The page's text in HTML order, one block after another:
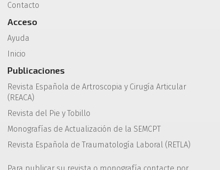
Contacto
Acceso
Ayuda
Inicio
Publicaciones
Revista Española de Artroscopia y Cirugía Articular
(REACA)
Revista del Pie y Tobillo
Monografías de Actualización de la SEMCPT
Revista Española de Traumatología Laboral (RETLA)